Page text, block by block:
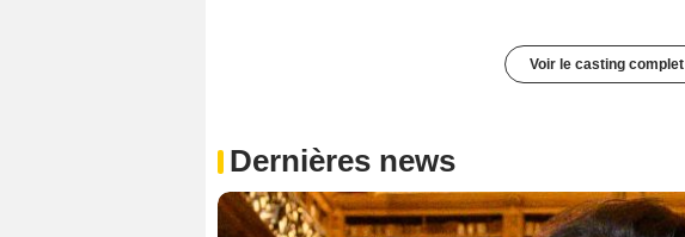
Voir le casting complet
Dernières news